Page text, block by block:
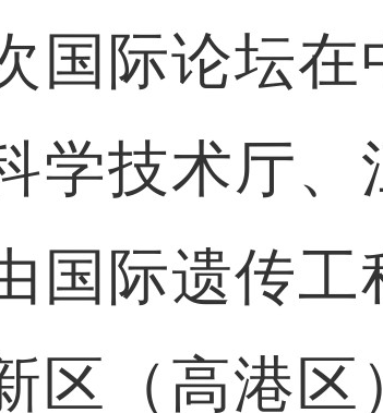
际论坛在中
学技术厅
国际遗传工
区（高港